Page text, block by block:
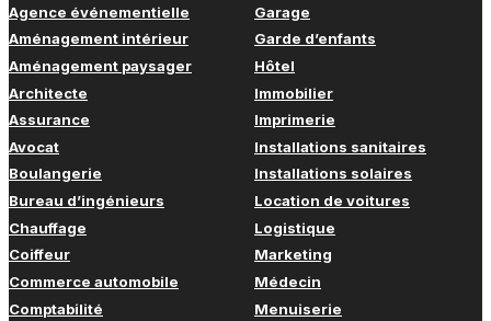
Agence événementielle
Aménagement intérieur
Aménagement paysager
Architecte
Assurance
Avocat
Boulangerie
Bureau d’ingénieurs
Chauffage
Coiffeur
Commerce automobile
Comptabilité
Garage
Garde d’enfants
Hôtel
Immobilier
Imprimerie
Installations sanitaires
Installations solaires
Location de voitures
Logistique
Marketing
Médecin
Menuiserie